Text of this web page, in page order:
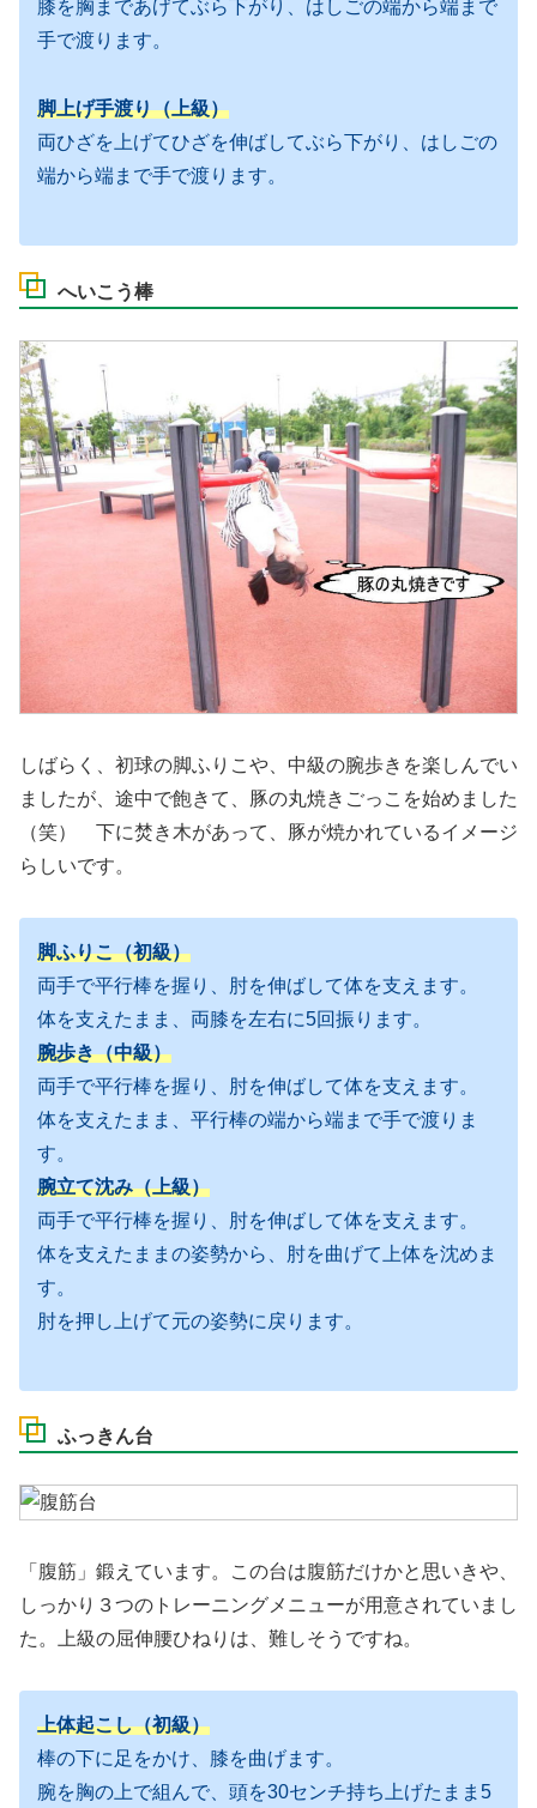
膝を胸まであげてぶら下がり、はしごの端から端まで
手で渡ります。
脚上げ手渡り（上級）
両ひざを上げてひざを伸ばしてぶら下がり、はしごの
端から端まで手で渡ります。
へいこう棒
しばらく、初球の脚ふりこや、中級の腕歩きを楽しんでい
ましたが、途中で飽きて、豚の丸焼きごっこを始めました
（笑） 下に焚き木があって、豚が焼かれているイメージ
らしいです。
脚ふりこ（初級）
両手で平行棒を握り、肘を伸ばして体を支えます。
体を支えたまま、両膝を左右に5回振ります。
腕歩き（中級）
両手で平行棒を握り、肘を伸ばして体を支えます。
体を支えたまま、平行棒の端から端まで手で渡りま
す。
腕立て沈み（上級）
両手で平行棒を握り、肘を伸ばして体を支えます。
体を支えたままの姿勢から、肘を曲げて上体を沈めま
す。
肘を押し上げて元の姿勢に戻ります。
ふっきん台
「腹筋」鍛えています。この台は腹筋だけかと思いきや、
しっかり３つのトレーニングメニューが用意されていまし
た。上級の屈伸腰ひねりは、難しそうですね。
上体起こし（初級）
棒の下に足をかけ、膝を曲げます。
腕を胸の上で組んで、頭を30センチ持ち上げたまま5